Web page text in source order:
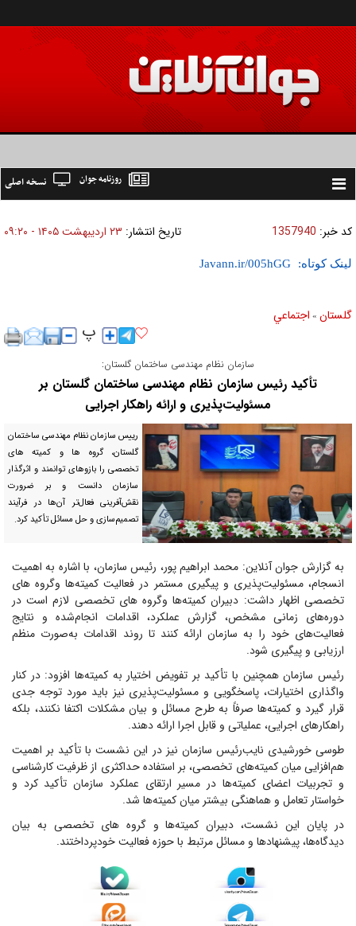
Toggle
نسخه اصلی روزنامه جوان
کد خبر: 1357940 تاریخ انتشار: ۲۳ ارديبهشت ۱۴۰۵ - ۰۹:۲۰
لینک کوتاه:
گلستان » اجتماعي
سازمان نظام مهندسی ساختمان گلستان:
تأکید رئیس سازمان نظام مهندسی ساختمان گلستان بر
مسئولیت‌پذیری و ارائه راهکار اجرایی
رییس سازمان نظام مهندسی ساختمان
گلستان، گروه ها و کمیته های
تخصصی را بازوهای توانمند و اثرگذار
سازمان دانست و بر ضرورت
نقش‌آفرینی فعال‌تر آن‌ها در فرآیند
تصمیم‌سازی و حل مسائل تأکید کرد.
به گزارش جوان آنلاین: محمد ابراهیم پور، رئیس سازمان، با اشاره به اهمیت
انسجام، مسئولیت‌پذیری و پیگیری مستمر در فعالیت کمیته‌ها وگروه های
تخصصی اظهار داشت: دبیران کمیته‌ها وگروه های تخصصی لازم است در
دوره‌های زمانی مشخص، گزارش عملکرد، اقدامات انجام‌شده و نتایج
فعالیت‌های خود را به سازمان ارائه کنند تا روند اقدامات به‌صورت منظم
ارزیابی و پیگیری شود.
رئیس سازمان همچنین با تأکید بر تفویض اختیار به کمیته‌ها افزود: در کنار
واگذاری اختیارات، پاسخگویی و مسئولیت‌پذیری نیز باید مورد توجه جدی
قرار گیرد و کمیته‌ها صرفاً به طرح مسائل و بیان مشکلات اکتفا نکنند، بلکه
راهکارهای اجرایی، عملیاتی و قابل اجرا ارائه دهند.
طوسی خورشیدی نایب‌رئیس سازمان نیز در این نشست با تأکید بر اهمیت
هم‌افزایی میان کمیته‌های تخصصی، بر استفاده حداکثری از ظرفیت کارشناسی
و تجربیات اعضای کمیته‌ها در مسیر ارتقای عملکرد سازمان تأکید کرد و
خواستار تعامل و هماهنگی بیشتر میان کمیته‌ها شد.
در پایان این نشست، دبیران کمیته‌ها و گروه های تخصصی به بیان
دیدگاه‌ها، پیشنهادها و مسائل مرتبط با حوزه فعالیت خودپرداختند.